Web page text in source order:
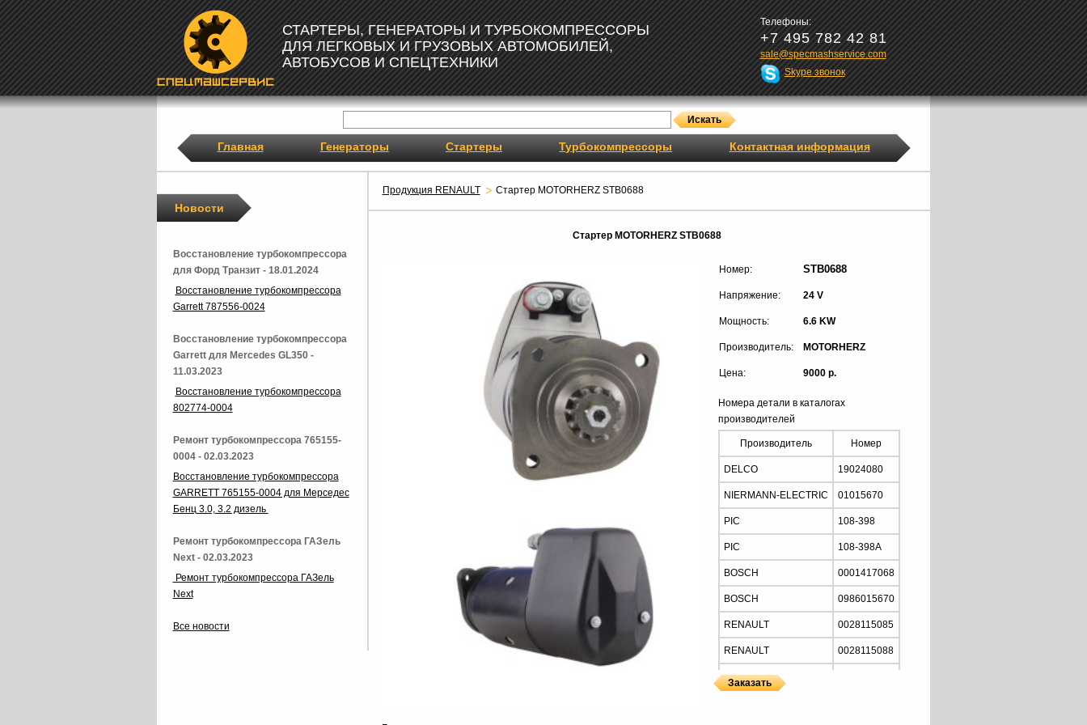
СТАРТЕРЫ, ГЕНЕРАТОРЫ И ТУРБОКОМПРЕССОРЫ
ДЛЯ ЛЕГКОВЫХ И ГРУЗОВЫХ АВТОМОБИЛЕЙ,
АВТОБУСОВ И СПЕЦТЕХНИКИ
Телефоны:
+7 495 782 42 81
sale@specmashservice.com
Skype звонок
Главная Генераторы Стартеры Турбокомпрессоры Контактная информация
Продукция RENAULT Стартер MOTORHERZ STB0688
Стартер MOTORHERZ STB0688
Номер: STB0688
Напряжение: 24 V
Мощность: 6.6 KW
Производитель: MOTORHERZ
Цена: 9000 р.
Номера детали в каталогах
производителей
Производитель Номер
DELCO 19024080
NIERMANN-ELECTRIC 01015670
PIC 108-398
PIC 108-398A
BOSCH 0001417068
BOSCH 0986015670
RENAULT 0028115085
RENAULT 0028115088
RENAULT
Новости
Восстановление турбокомпрессора
для Форд Транзит - 18.01.2024
Восстановление турбокомпрессора
Garrett 787556-0024
Восстановление турбокомпрессора
Garrett для Mercedes GL350 -
11.03.2023
Восстановление турбокомпрессора
802774-0004
Ремонт турбокомпрессора 765155-
0004 - 02.03.2023
Восстановление турбокомпрессора
GARRETT 765155-0004 для Мерседес
Бенц 3.0, 3.2 дизель
Ремонт турбокомпрессора ГАЗель
Next - 02.03.2023
Ремонт турбокомпрессора ГАЗель
Next
Все новости